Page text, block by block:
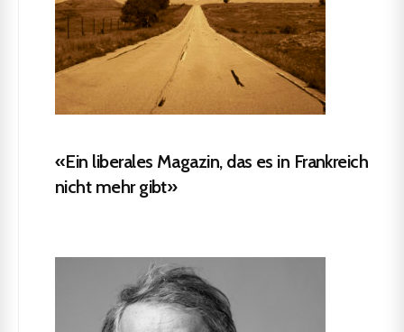
«Ein liberales Magazin, das es in Frankreich
nicht mehr gibt»